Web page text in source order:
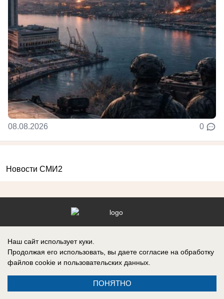
08.08.2026 0
Новости СМИ2
Контакты
Наш сайт использует куки.
Продолжая его использовать, вы даете согласие на обработку
файлов cookie и пользовательских данных.
ПОНЯТНО